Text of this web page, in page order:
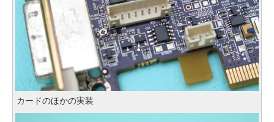
カードのほかの実装